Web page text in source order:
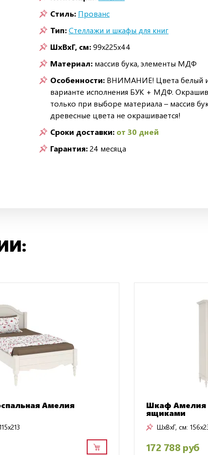
Стиль: Прованс
Тип:Стеллажи и шкафы для книг
ШxВxГ, см:99x225x44
Материал: массив бука, элементы МДФ
Особенности: ВНИМАНИЕ! Цвета белый и
варианте исполнения БУК + МДФ.
только при выборе материала – массив
древесные цвета не окрашивается!
Сроки доставки: от 30 дней
Гарантия:24 месяца
Амелия Шкаф Амелия
ящиками
ШxВxГ, см:
172 788 руб